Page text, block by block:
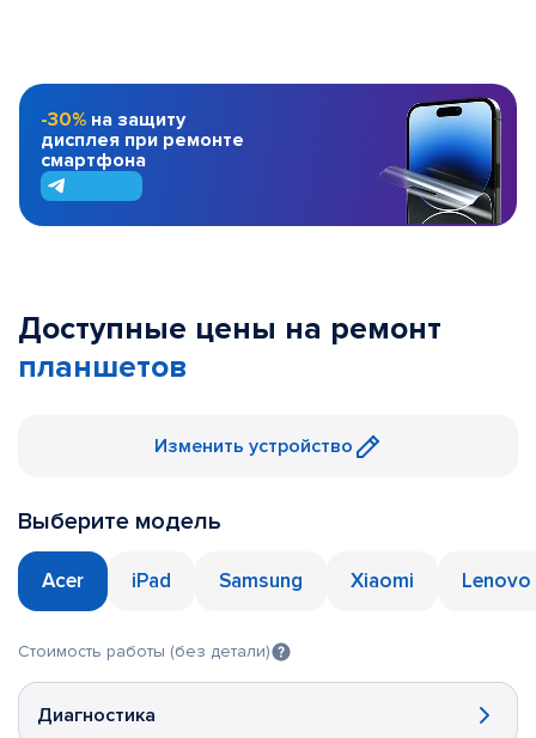
-30% на защиту
дисплея при ремонте
смартфона
Доступные цены на ремонт
планшетов
Изменить устройство
Выберите модель
Acer iPad Samsung Xiaomi Lenovo
Стоимость работы (без детали)
Диагностика